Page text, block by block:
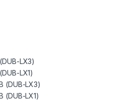
LX3)
LX1)
(DUB-LX3)
(DUB-LX1)